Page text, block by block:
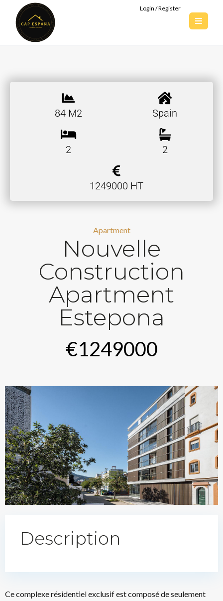
Login / Register
84 M2 Spain
2 2
1249000 HT
Apartment
Nouvelle
Construction
Apartment
Estepona
€1249000
Description
Ce complexe résidentiel exclusif est composé de seulement